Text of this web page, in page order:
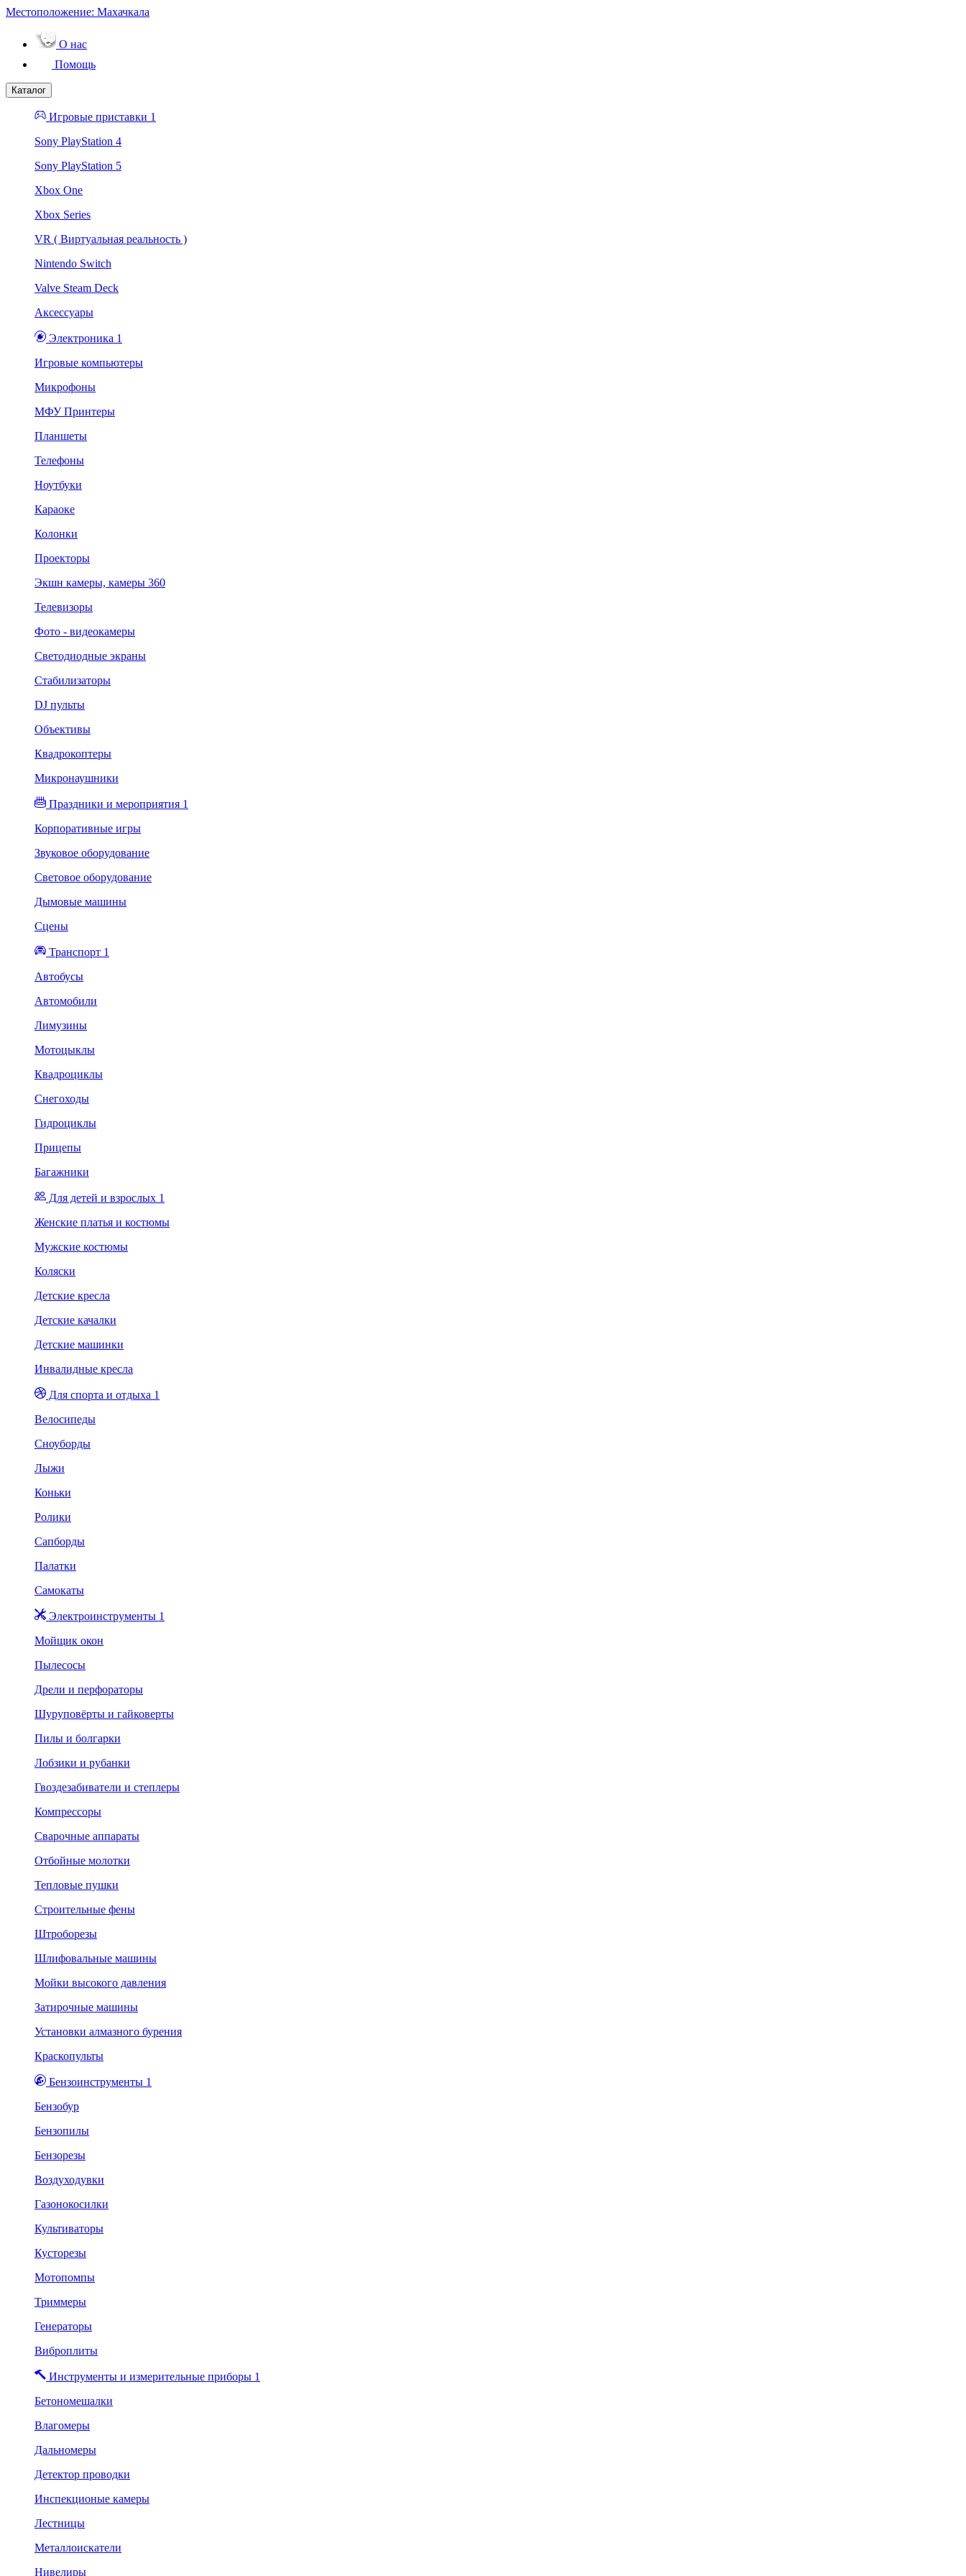
Местоположение: Махачкала
О нас
Помощь
Каталог
Игровые приставки 1
Sony PlayStation 4
Sony PlayStation 5
Xbox One
Xbox Series
VR ( Виртуальная реальность )
Nintendo Switch
Valve Steam Deck
Аксессуары
Электроника 1
Игровые компьютеры
Микрофоны
МФУ Принтеры
Планшеты
Телефоны
Ноутбуки
Караоке
Колонки
Проекторы
Экшн камеры, камеры 360
Телевизоры
Фото - видеокамеры
Светодиодные экраны
Стабилизаторы
DJ пульты
Объективы
Квадрокоптеры
Микронаушники
Праздники и мероприятия 1
Корпоративные игры
Звуковое оборудование
Световое оборудование
Дымовые машины
Сцены
Транспорт 1
Автобусы
Автомобили
Лимузины
Мотоцыклы
Квадроциклы
Снегоходы
Гидроциклы
Прицепы
Багажники
Для детей и взрослых 1
Женские платья и костюмы
Мужские костюмы
Коляски
Детские кресла
Детские качалки
Детские машинки
Инвалидные кресла
Для спорта и отдыха 1
Велосипеды
Сноуборды
Лыжи
Коньки
Ролики
Сапборды
Палатки
Самокаты
Электроинструменты 1
Мойщик окон
Пылесосы
Дрели и перфораторы
Шуруповёрты и гайковерты
Пилы и болгарки
Лобзики и рубанки
Гвоздезабиватели и степлеры
Компрессоры
Сварочные аппараты
Отбойные молотки
Тепловые пушки
Строительные фены
Штроборезы
Шлифовальные машины
Мойки высокого давления
Затирочные машины
Установки алмазного бурения
Краскопульты
Бензоинструменты 1
Бензобур
Бензопилы
Бензорезы
Воздуходувки
Газонокосилки
Культиваторы
Кусторезы
Мотопомпы
Триммеры
Генераторы
Виброплиты
Инструменты и измерительные приборы 1
Бетономешалки
Влагомеры
Дальномеры
Детектор проводки
Инспекционые камеры
Лестницы
Металлоискатели
Нивелиры